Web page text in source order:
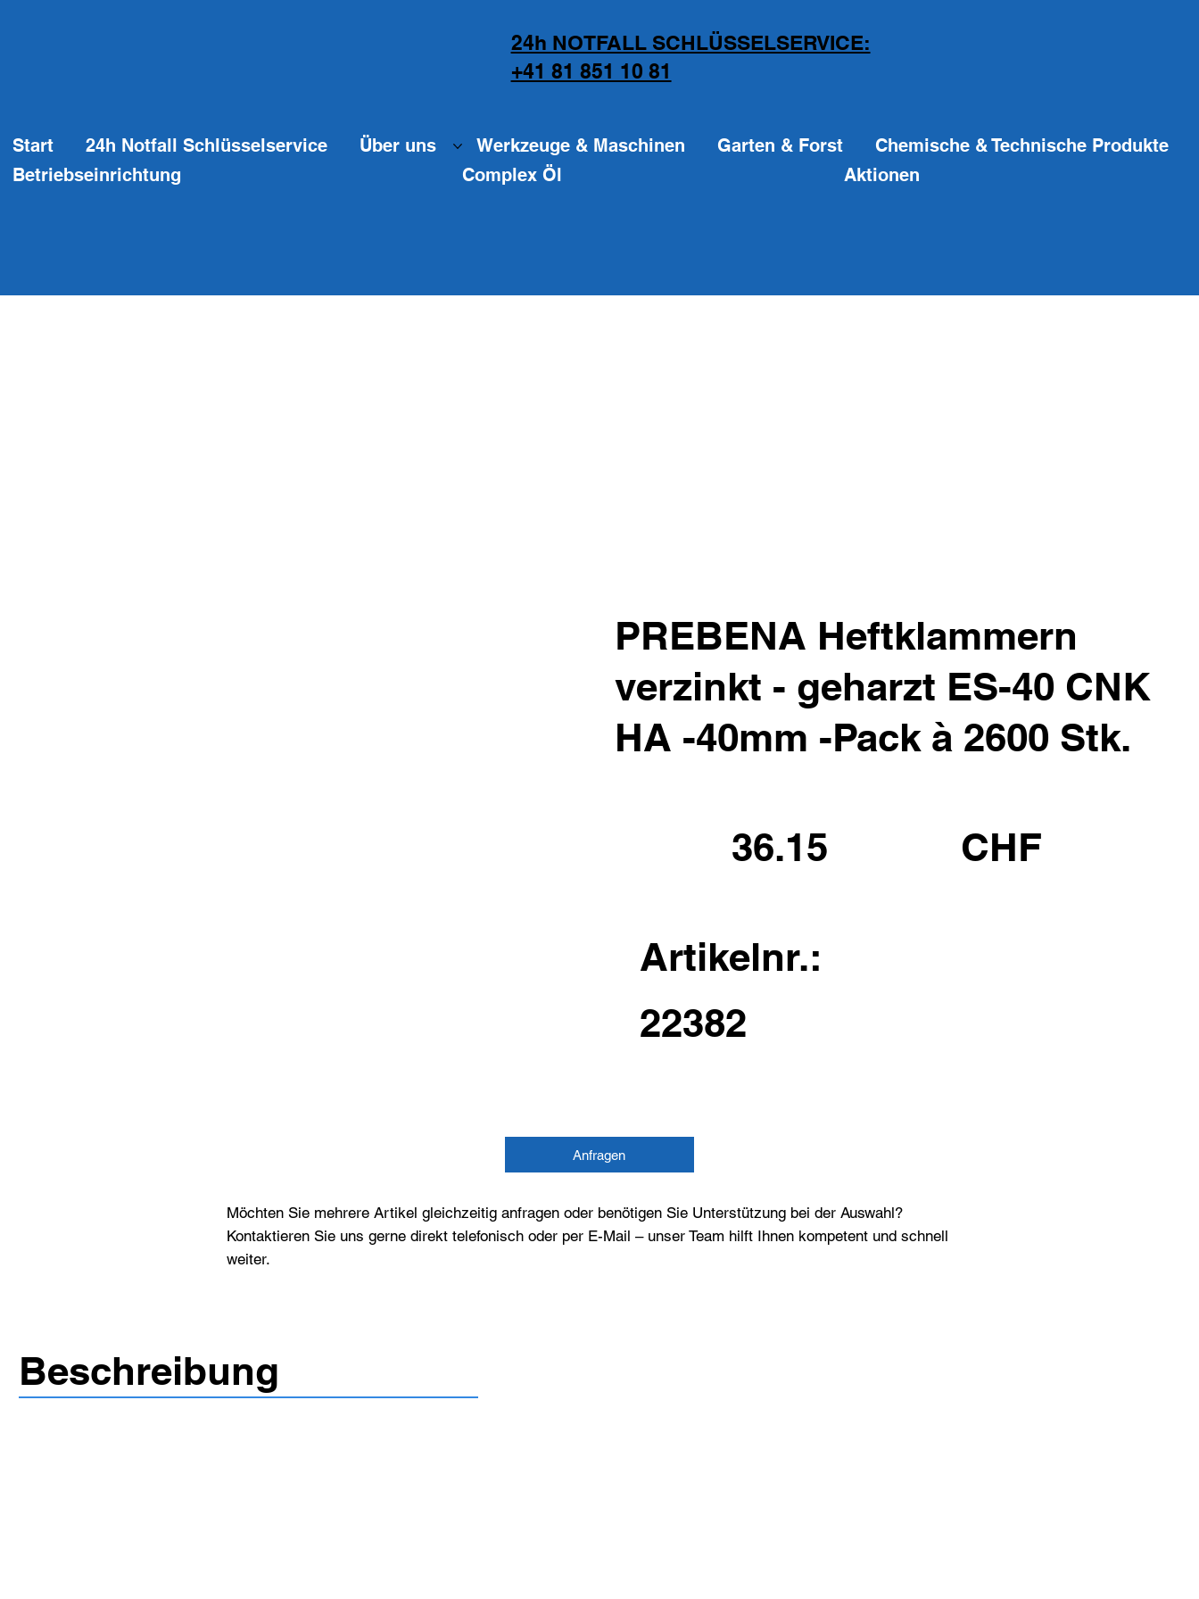
24h NOTFALL SCHLÜSSELSERVICE:
+41 81 851 10 81
Start 24h Notfall Schlüsselservice Über uns Werkzeuge & Maschinen Garten & Forst
Chemische & Technische Produkte
Betriebseinrichtung
Complex Öl Aktionen
PREBENA Heftklammern
verzinkt - geharzt ES-40 CNK
HA -40mm -Pack à 2600 Stk.
36.15 CHF
Artikelnr.:
22382
Anfragen
Möchten Sie mehrere Artikel gleichzeitig anfragen oder benötigen Sie Unterstützung bei der Auswahl?
Kontaktieren Sie uns gerne direkt telefonisch oder per E-Mail – unser Team hilft Ihnen kompetent und schnell
weiter.
Beschreibung